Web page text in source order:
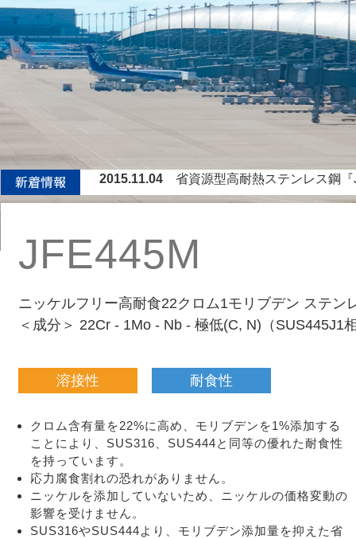
2015.11.04
省資源型高耐熱ステンレス鋼
2015.01.14
世界最高精度0.01％レベルの炭素
2014.04.03
省資源型高耐熱ステンレス鋼
2016.03.08
炭化水素燃料バーナーを利用し
JFE445M
ニッケルフリー高耐食22クロム1モリブデン ステン
＜成分＞ 22Cr - 1Mo - Nb - 極低(C, N)（SUS445J1
溶接性 耐食性
クロム含有量を22%に高め、モリブデンを1%添加する
ことにより、SUS316、SUS444と同等の優れた耐食性
を持っています。
応力腐食割れの恐れがありません。
ニッケルを添加していないため、ニッケルの価格変動の
影響を受けません。
SUS316やSUS444より、モリブデン添加量を抑えた省